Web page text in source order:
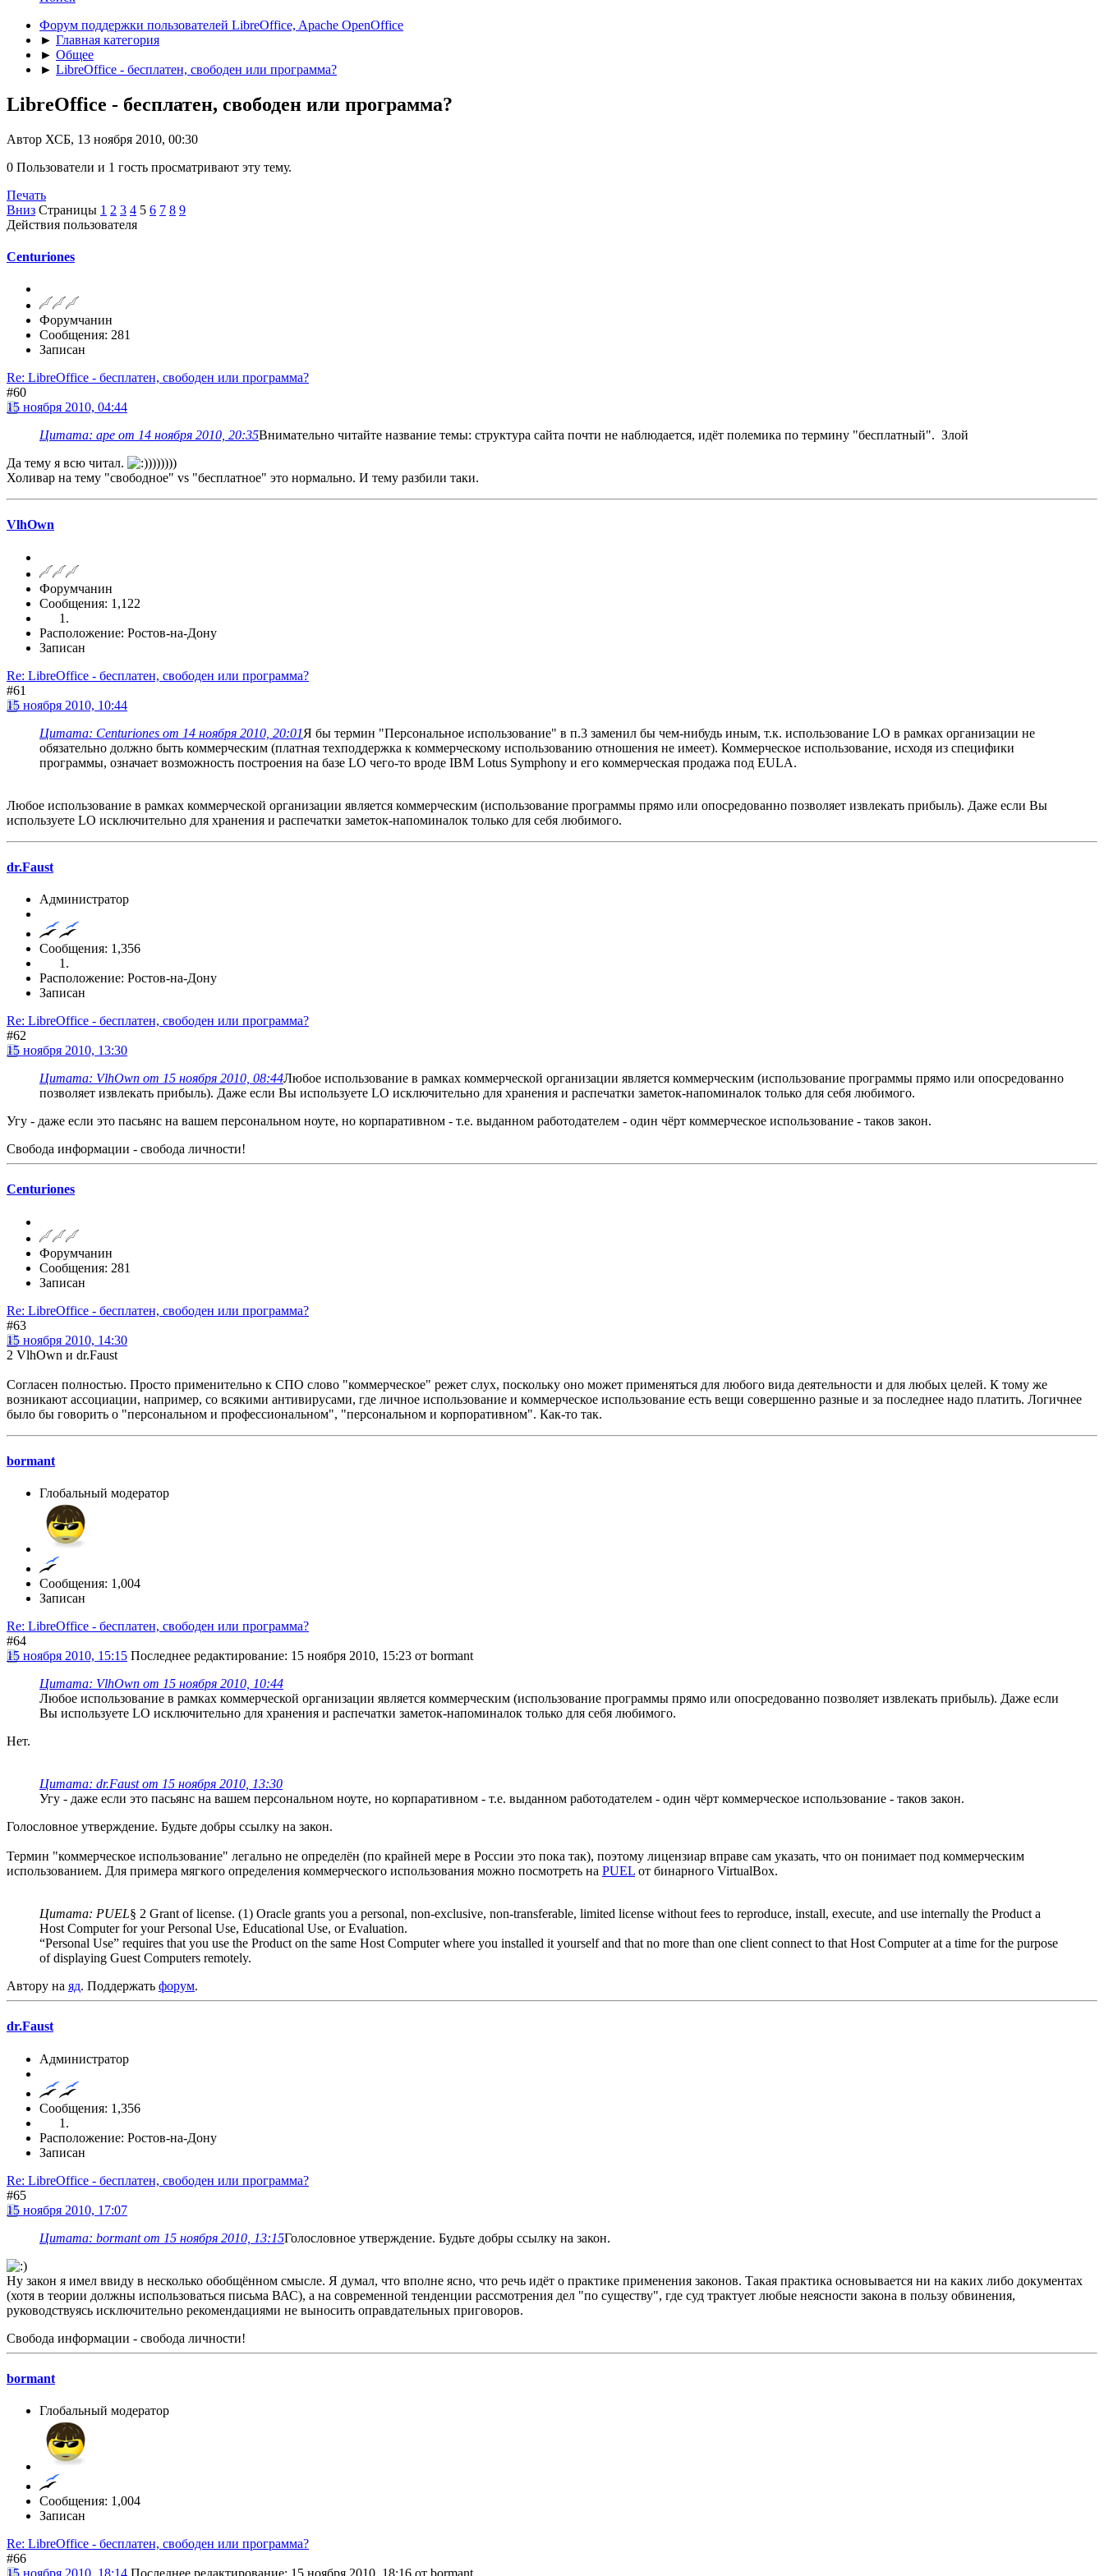
Форум поддержки пользователей LibreOffice, Apache OpenOffice
► Главная категория
► Общее
► LibreOffice - бесплатен, свободен или программа?
LibreOffice - бесплатен, свободен или программа?
Автор ХСБ, 13 ноября 2010, 00:30
0 Пользователи и 1 гость просматривают эту тему.
Печать
Вниз Страницы 1 2 3 4 5 6 7 8 9
Действия пользователя
Centuriones
Форумчанин
Сообщения: 281
Записан
Re: LibreOffice - бесплатен, свободен или программа?
#60
15 ноября 2010, 04:44
Цитата: ape от 14 ноября 2010, 20:35Внимательно читайте название темы: структура сайта почти не наблюдается, идёт полемика по термину "бесплатный". Злой
Да тему я всю читал.
)))))))
Холивар на тему "свободное" vs "бесплатное" это нормально. И тему разбили таки.
VlhOwn
Форумчанин
Сообщения: 1,122
Расположение: Ростов-на-Дону
Записан
Re: LibreOffice - бесплатен, свободен или программа?
#61
15 ноября 2010, 10:44
Цитата: Centuriones от 14 ноября 2010, 20:01Я бы термин "Персональное использование" в п.3 заменил бы чем-нибудь иным, т.к. использование LO в рамках организации не
обязательно должно быть коммерческим (платная техподдержка к коммерческому использованию отношения не имеет). Коммерческое использование, исходя из специфики
программы, означает возможность построения на базе LO чего-то вроде IBM Lotus Symphony и его коммерческая продажа под EULA.
Любое использование в рамках коммерческой организации является коммерческим (использование программы прямо или опосредованно позволяет извлекать прибыль). Даже если Вы
используете LO исключительно для хранения и распечатки заметок-напоминалок только для себя любимого.
dr.Faust
Администратор
Сообщения: 1,356
Расположение: Ростов-на-Дону
Записан
Re: LibreOffice - бесплатен, свободен или программа?
#62
15 ноября 2010, 13:30
Цитата: VlhOwn от 15 ноября 2010, 08:44Любое использование в рамках коммерческой организации является коммерческим (использование программы прямо или опосредованно
позволяет извлекать прибыль). Даже если Вы используете LO исключительно для хранения и распечатки заметок-напоминалок только для себя любимого.
Угу - даже если это пасьянс на вашем персональном ноуте, но корпаративном - т.е. выданном работодателем - один чёрт коммерческое использование - таков закон.
Свобода информации - свобода личности!
Centuriones
Форумчанин
Сообщения: 281
Записан
Re: LibreOffice - бесплатен, свободен или программа?
#63
15 ноября 2010, 14:30
2 VlhOwn и dr.Faust
Согласен полностью. Просто применительно к СПО слово "коммерческое" режет слух, поскольку оно может применяться для любого вида деятельности и для любых целей. К тому же
возникают ассоциации, например, со всякими антивирусами, где личное использование и коммерческое использование есть вещи совершенно разные и за последнее надо платить. Логичнее
было бы говорить о "персональном и профессиональном", "персональном и корпоративном". Как-то так.
bormant
Глобальный модератор
Сообщения: 1,004
Записан
Re: LibreOffice - бесплатен, свободен или программа?
#64
15 ноября 2010, 15:15 Последнее редактирование: 15 ноября 2010, 15:23 от bormant
Цитата: VlhOwn от 15 ноября 2010, 10:44
Любое использование в рамках коммерческой организации является коммерческим (использование программы прямо или опосредованно позволяет извлекать прибыль). Даже если
Вы используете LO исключительно для хранения и распечатки заметок-напоминалок только для себя любимого.
Нет.
Цитата: dr.Faust от 15 ноября 2010, 13:30
Угу - даже если это пасьянс на вашем персональном ноуте, но корпаративном - т.е. выданном работодателем - один чёрт коммерческое использование - таков закон.
Голословное утверждение. Будьте добры ссылку на закон.
Термин "коммерческое использование" легально не определён (по крайней мере в России это пока так), поэтому лицензиар вправе сам указать, что он понимает под коммерческим
использованием. Для примера мягкого определения коммерческого использования можно посмотреть на PUEL от бинарного VirtualBox.
Цитата: PUEL§ 2 Grant of license. (1) Oracle grants you a personal, non-exclusive, non-transferable, limited license without fees to reproduce, install, execute, and use internally the Product a
Host Computer for your Personal Use, Educational Use, or Evaluation.
“Personal Use” requires that you use the Product on the same Host Computer where you installed it yourself and that no more than one client connect to that Host Computer at a time for the purpose
of displaying Guest Computers remotely.
Автору на яд. Поддержать форум.
dr.Faust
Администратор
Сообщения: 1,356
Расположение: Ростов-на-Дону
Записан
Re: LibreOffice - бесплатен, свободен или программа?
#65
15 ноября 2010, 17:07
Цитата: bormant от 15 ноября 2010, 13:15Голословное утверждение. Будьте добры ссылку на закон.
Ну закон я имел ввиду в несколько обобщённом смысле. Я думал, что вполне ясно, что речь идёт о практике применения законов. Такая практика основывается ни на каких либо документах
(хотя в теории должны использоваться письма ВАС), а на современной тенденции рассмотрения дел "по существу", где суд трактует любые неясности закона в пользу обвинения,
руководствуясь исключительно рекомендациями не выносить оправдательных приговоров.
Свобода информации - свобода личности!
bormant
Глобальный модератор
Сообщения: 1,004
Записан
Re: LibreOffice - бесплатен, свободен или программа?
#66